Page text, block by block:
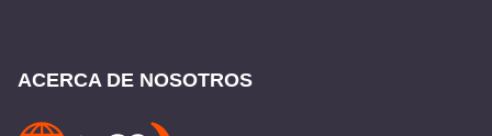
ACERCA DE NOSOTROS